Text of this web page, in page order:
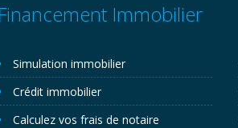
Immobilier
Simulation immobilier
Crédit immobilier
Calculez vos frais de notaire